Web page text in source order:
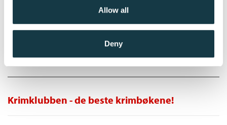
Allow all
Deny
Pris 399,–
Krimklubben - de beste krimbøkene!